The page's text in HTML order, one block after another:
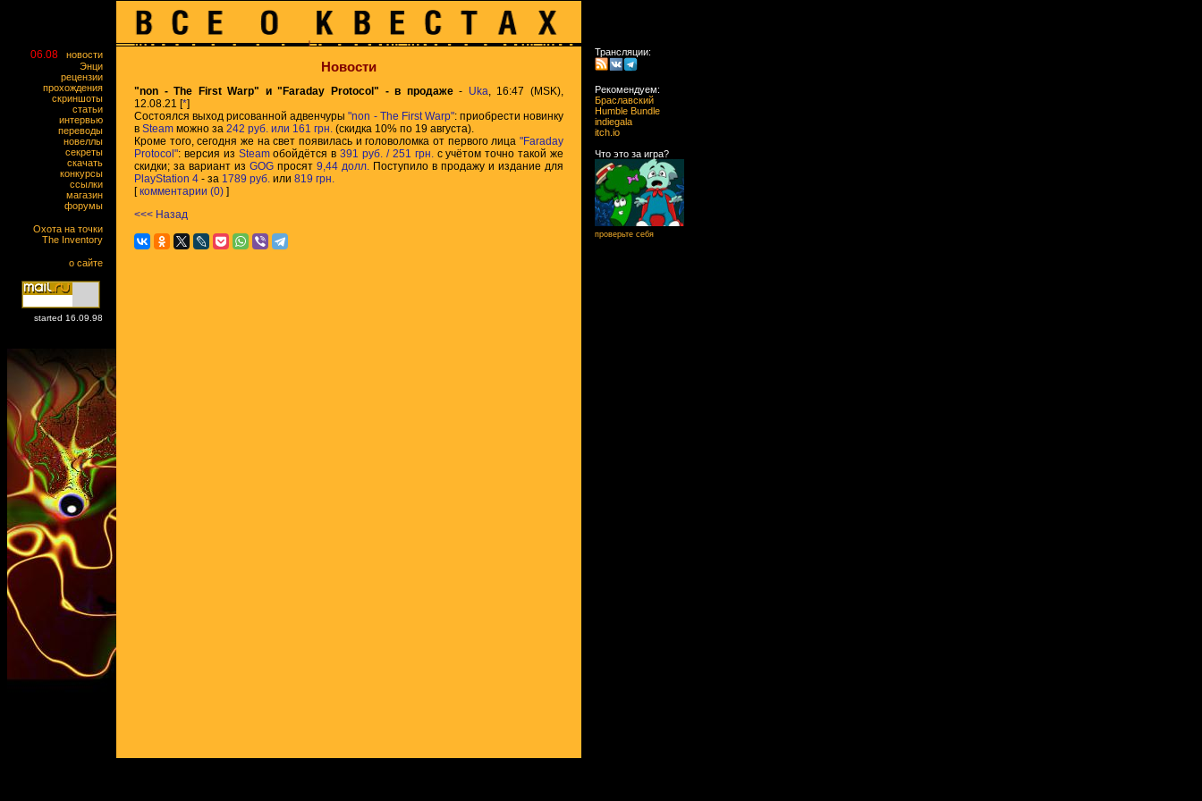
06.08
новости
Энци
рецензии
прохождения
скриншоты
статьи
интервью
переводы
новеллы
секреты
скачать
конкурсы
ссылки
магазин
форумы
Охота на точки
The Inventory
о сайте
started 16.09.98
Новости
"non - The First Warp" и "Faraday Protocol" - в продаже- Uka, 16:47 (MSK),
12.08.21 [*]
Состоялся выход рисованной адвенчуры"non - The First Warp": приобрести новинку
в Steam можно за 242 руб. или 161 грн. (скидка 10% по 19 августа).
Кроме того, сегодня же на свет появилась и головоломка от первого лица "Faraday
Protocol": версия из Steamобойдётся в391 руб. / 251 грн.с учётом точно такой же
скидки; за вариант из GOG просят 9,44 долл. Поступило в продажу и издание для
PlayStation 4 - за 1789 руб. или 819 грн.
[комментарии (0) ]
<<< Назад
Трансляции:
Рекомендуем:
Браславский
Humble Bundle
indiegala
itch.io
Что это за игра?
проверьте себя